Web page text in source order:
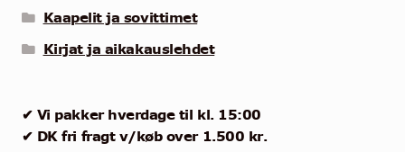
Kaapelit ja sovittimet
Kirjat ja aikakauslehdet
✔ Vi pakker hverdage til kl. 15:00
✔ DK fri fragt v/køb over 1.500 kr.